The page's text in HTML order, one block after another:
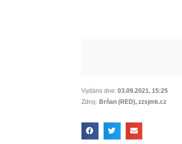
Vydáno dne: 03.09.2021, 15:25
Zdroj: Brňan (RED), zzsjmk.cz